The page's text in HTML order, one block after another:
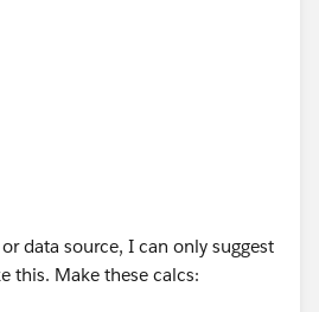
data source, I can only suggest
this. Make these calcs: